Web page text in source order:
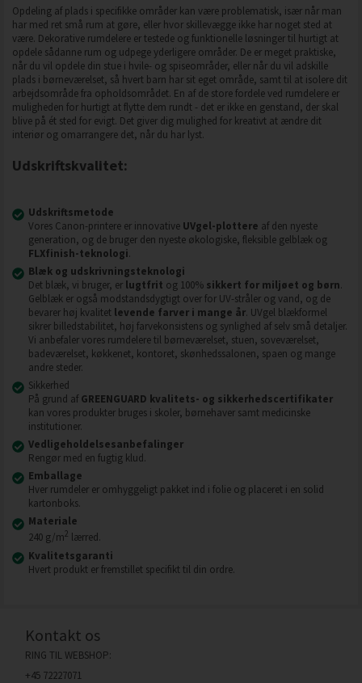
Opdeling af plads i specifikke områder kan være problematisk, især når man
har med ret små rum at gøre, eller hvor skillevægge ikke har noget sted at
være. Dekorative rumdelere er testede og funktionelle løsninger til hurtigt at
opdele sådanne rum og udpege yderligere områder. De er meget praktiske,
når du vil opdele din stue i hvile- og spiseområder, eller når du vil adskille
plads i børneværelset, så hvert barn har sit eget område, samt til at isolere dit
arbejdsområde fra opholdsområdet. En af de store fordele ved rumdelere er
muligheden for hurtigt at flytte dem rundt - det er ikke en genstand, der skal
blive på ét sted for evigt. Det giver dig mulighed for kreativt at ændre dit
interiør og omarrangere det, når du har lyst.
Udskriftskvalitet:
Udskriftsmetode
Vores Canon-printere er innovative UVgel-plottere af den nyeste
generation, og de bruger den nyeste økologiske, fleksible gelblæk og
FLXfinish-teknologi.
Blæk og udskrivningsteknologi
Det blæk, vi bruger, er lugtfrit og 100% sikkert for miljøet og børn.
Gelblæk er også modstandsdygtigt over for UV-stråler og vand, og de
bevarer høj kvalitet levende farver i mange år. UVgel blækformel
sikrer billedstabilitet, høj farvekonsistens og synlighed af selv små detaljer.
Vi anbefaler vores rumdelere til børneværelset, stuen, soveværelset,
badeværelset, køkkenet, kontoret, skønhedssalonen, spaen og mange
andre steder.
Sikkerhed
På grund af GREENGUARD kvalitets- og sikkerhedscertifikater
kan vores produkter bruges i skoler, børnehaver samt medicinske
institutioner.
Vedligeholdelsesanbefalinger
Rengør med en fugtig klud.
Emballage
Hver rumdeler er omhyggeligt pakket ind i folie og placeret i en solid
kartonboks.
Materiale
240 g/m2 lærred.
Kvalitetsgaranti
Hvert produkt er fremstillet specifikt til din ordre.
Kontakt os
RING TIL WEBSHOP:
+45 72227071